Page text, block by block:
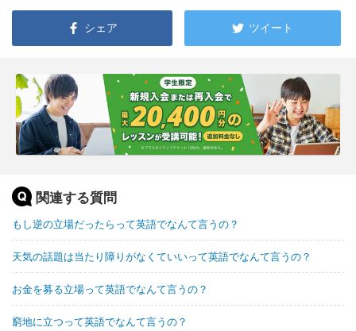
シェア ツイート
関連する質問
もし逆の立場だったらって英語でなんて言うの？
天気の話題は当たり障りがなくていいって英語でなんて言うの？
お金を募る立場って英語でなんて言うの？
窮地に立つって英語でなんて言うの？